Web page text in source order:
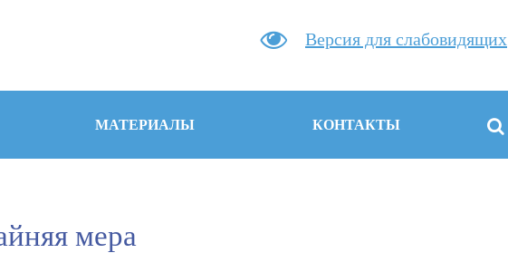
Версия для слабовидящих
МАТЕРИАЛЫ КОНТАКТЫ
мера